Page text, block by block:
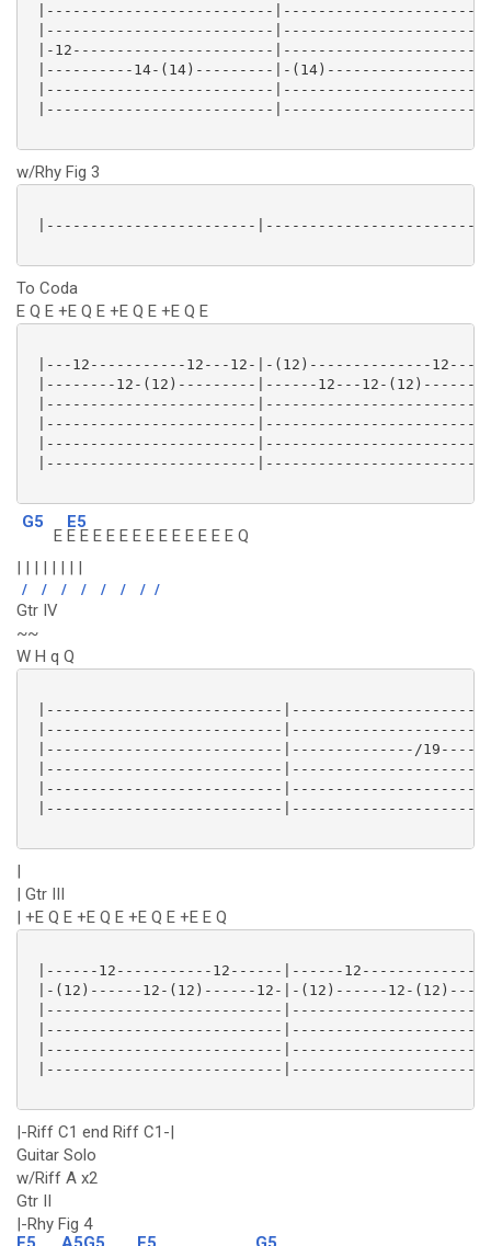
|--------------------------
|--------------------------
|-12-----------------------
|----------14-(14)---------|-
|--------------------------
|--------------------------
w/Rhy Fig 3
|------------------------
To Coda
E Q E +E Q E +E Q E +E Q E
|---12-----------12---12-|-(12)--------------
|--------12-(12)---------|------12---12-(12)------
|------------------------
|------------------------
|------------------------
|------------------------
G5
E
E5
E E E E E E E E E E E E E Q
| | | | | | | |
/ / / / / / / /
Gtr IV
~~
W H q Q
|---------------------------
|---------------------------
|---------------------------|--------------/19----
|---------------------------
|---------------------------
|---------------------------
|
| Gtr III
| +E Q E +E Q E +E Q E +E E Q
|------12-----------12------|------
|-(12)------12-(12)------12-|-(12)------12-
|---------------------------
|---------------------------
|---------------------------
|---------------------------
|-Riff C1 end Riff C1-|
Guitar Solo
w/Riff A x2
Gtr II
|-Rhy Fig 4